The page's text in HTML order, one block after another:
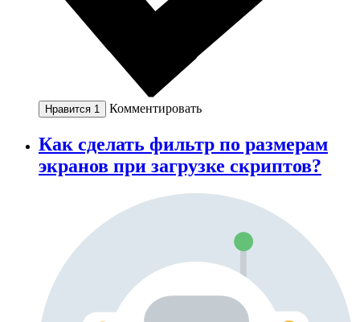
Нравится 1 Комментировать
Как сделать фильтр по размерам
экранов при загрузке скриптов?